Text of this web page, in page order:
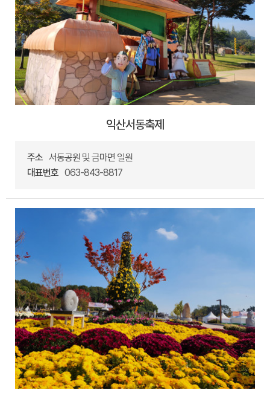
익산서동축제
주소 서동공원 및 금마면 일원
대표번호 063-843-8817